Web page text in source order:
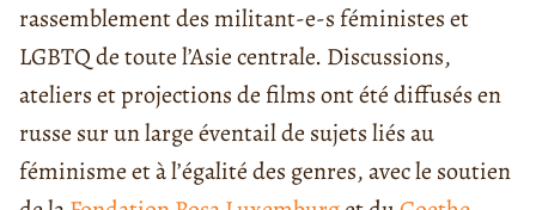
rassemblement des militant-e-s féministes et
LGBTQ de toute l’Asie centrale. Discussions,
ateliers et projections de films ont été diffusés en
russe sur un large éventail de sujets liés au
féminisme et à l’égalité des genres, avec le soutien